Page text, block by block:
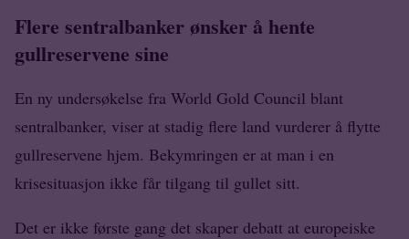
Flere sentralbanker ønsker å hente
gullreservene sine
En ny undersøkelse fra World Gold Council blant
sentralbanker, viser at stadig flere land vurderer å flytte
gullreservene hjem. Bekymringen er at man i en
krisesituasjon ikke får tilgang til gullet sitt.
Det er ikke første gang det skaper debatt at europeiske